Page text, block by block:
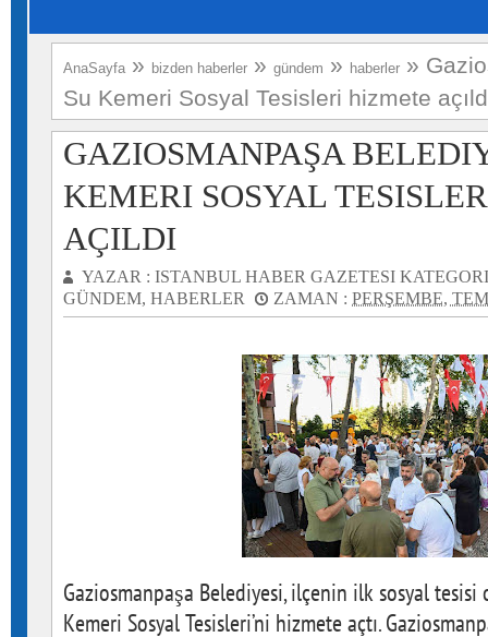
AnaSayfa » bizden haberler » gündem » haberler »
Su Kemeri Sosyal Tesisleri hizmete
GAZIOSMANPAŞA
KEMERI SOSYAL
AÇILDI
YAZAR : ISTANBUL HABER GAZETESI
GÜNDEM, HABERLER ZAMAN : PERŞEMBE,
Gaziosmanpaşa Belediyesi, ilçenin ilk sosyal
Kemeri Sosyal Tesisleri’ni hizmete açtı.